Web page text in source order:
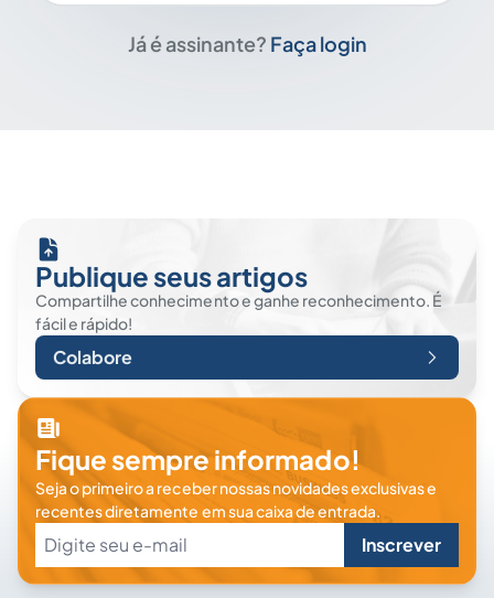
Já é assinante? Faça login
Publique seus artigos
Compartilhe conhecimento e ganhe reconhecimento. É
fácil e rápido!
Colabore
Fique sempre informado!
Seja o primeiro a receber nossas novidades exclusivas e
recentes diretamente em sua caixa de entrada.
Inscrever